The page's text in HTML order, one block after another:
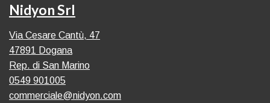
Nidyon Srl
Via Cesare Cantù, 47
47891 Dogana
Rep. di San Marino
0549 901005
commerciale@nidyon.com